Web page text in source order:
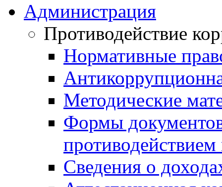
Администрация
Противодействие
Нормативные
Методические
Формы
Сведения о